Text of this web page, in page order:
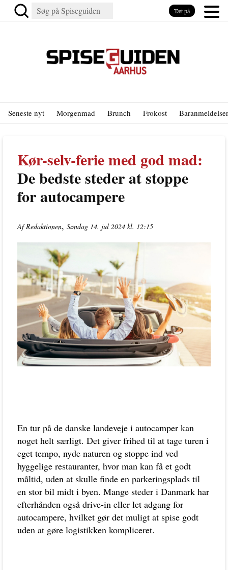
Seneste nyt Morgenmad Brunch Frokost Baranmeldelser
Kør-selv-ferie med god mad:
De bedste steder at stoppe
for autocampere
Af Redaktionen, Søndag 14. jul 2024 kl. 12:15
En tur på de danske landeveje i autocamper kan
noget helt særligt. Det giver frihed til at tage turen i
eget tempo, nyde naturen og stoppe ind ved
hyggelige restauranter, hvor man kan få et godt
måltid, uden at skulle finde en parkeringsplads til
en stor bil midt i byen. Mange steder i Danmark har
efterhånden også drive-in eller let adgang for
autocampere, hvilket gør det muligt at spise godt
uden at gøre logistikken kompliceret.
Tæt på